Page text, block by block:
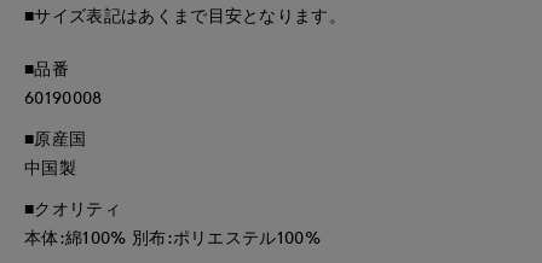
■サイズ表記はあくまで目安となります。
■品番
60190008
■原産国
中国製
■クオリティ
本体:綿100% 別布:ポリエステル100%